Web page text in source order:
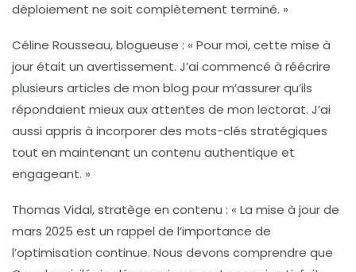
déploiement ne soit complètement terminé. »
Céline Rousseau, blogueuse : « Pour moi, cette mise à
jour était un avertissement. J’ai commencé à réécrire
plusieurs articles de mon blog pour m’assurer qu’ils
répondaient mieux aux attentes de mon lectorat. J’ai
aussi appris à incorporer des mots-clés stratégiques
tout en maintenant un contenu authentique et
engageant. »
Thomas Vidal, stratège en contenu : « La mise à jour de
mars 2025 est un rappel de l’importance de
l’optimisation continue. Nous devons comprendre que